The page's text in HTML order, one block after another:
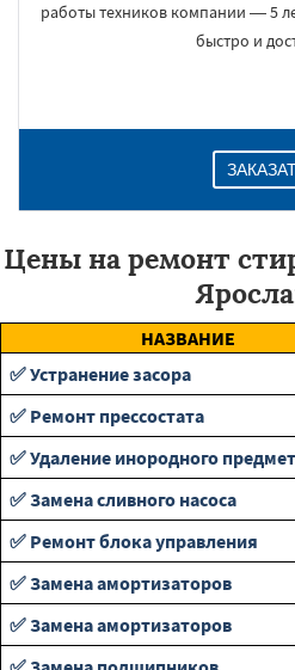
работы техников компании — 5
быстро и
Цены на ремонт
НАЗВАНИЕ
✅ Устранение засора
✅ Ремонт прессостата
✅ Удаление инородного
✅ Замена сливного насоса
✅ Ремонт блока управления
✅ Замена амортизаторов
✅ Замена амортизаторов